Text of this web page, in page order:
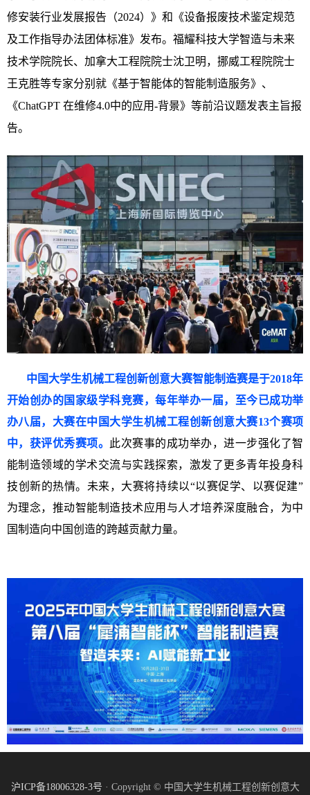
修安装行业发展报告（2024）》和《设备报废技术鉴定规范
及工作指导办法团体标准》发布。福耀科技大学智造与未来
技术学院院长、加拿大工程院院士沈卫明，挪威工程院院士
王克胜等专家分别就《基于智能体的智能制造服务》、
《ChatGPT 在维修4.0中的应用-背景》等前沿议题发表主旨报
告。
中国大学生机械工程创新创意大赛智能制造赛是于2018年
开始创办的国家级学科竞赛，每年举办一届，至今已成功举
办八届，大赛在中国大学生机械工程创新创意大赛13个赛项
中，获评优秀赛项。 此次赛事的成功举办，进一步强化了智
能制造领域的学术交流与实践探索，激发了更多青年投身科
技创新的热情。未来，大赛将持续以“以赛促学、以赛促建”
为理念，推动智能制造技术应用与人才培养深度融合，为中
国制造向中国创造的跨越贡献力量。
沪ICP备18006328-3号 · Copyright © 中国大学生机械工程创新创意大